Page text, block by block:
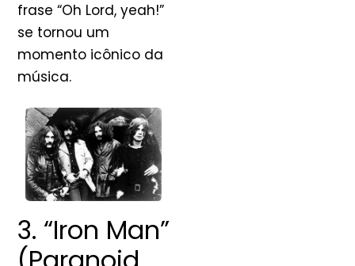
frase “Oh Lord, yeah!”
se tornou um
momento icônico da
música.
3. “Iron Man”